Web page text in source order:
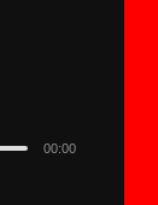
00:00